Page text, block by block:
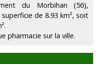
du Morbihan (56),
de 8.93 km², soit
pharmacie sur la ville.